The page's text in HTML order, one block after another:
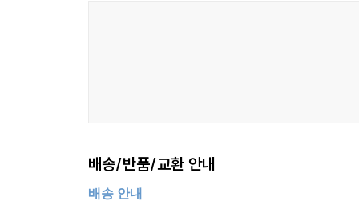
배송/반품/교환 안내
배송 안내